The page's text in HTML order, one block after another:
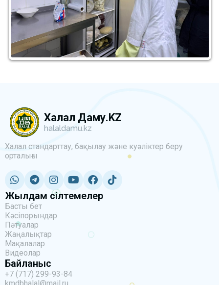
Халал Даму.KZ
halaldamu.kz
Халал стандарттау, бақылау және куәліктер беру
орталығы
Жылдам сілтемелер
Басты бет
Кәсіпорындар
Пәтуалар
Жаңалықтар
Мақалалар
Видеолар
Байланыс
+7 (717) 299-93-84
kmdbhalal@mail.ru